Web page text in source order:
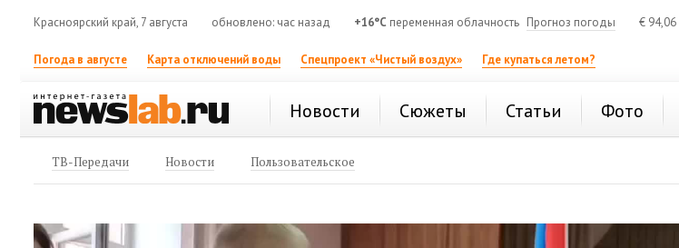
Красноярский край, 7 августа обновлено: час назад +16°C переменная облачность Прогноз погоды € 94,06
Погода в августе Карта отключений воды Спецпроект «Чистый воздух» Где купаться летом?
Новости Сюжеты Статьи Фото
ТВ-Передачи Новости Пользовательское